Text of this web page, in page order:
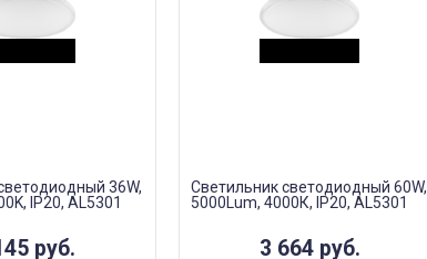
36W,
IP20, AL5301
руб.
Светильник светодиодный 60W,
5000Lum, 4000К, IP20, AL5301
3 664 руб.